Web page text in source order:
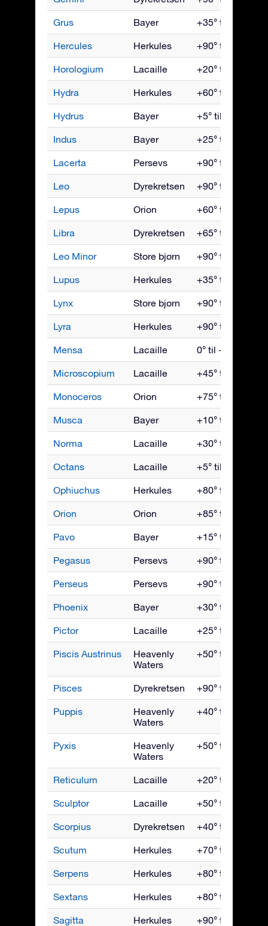
Grus Bayer +35° til -90°
Hercules Herkules +90° til -50°
Horologium Lacaille +20° til -90°
Hydra Herkules +60° til -90°
Hydrus Bayer +5° til -90°
Indus Bayer +25° til -90°
Lacerta Persevs +90° til -35°
Leo Dyrekretsen +90° til -65°
Lepus Orion +60° til -90°
Libra Dyrekretsen +65° til -90°
Leo Minor Store bjørn +90° til -45°
Lupus Herkules +35° til -90°
Lynx Store bjørn +90° til -35°
Lyra Herkules +90° til -40°
Mensa Lacaille 0° til -90°
Microscopium Lacaille +45° til -90°
Monoceros Orion +75° til -85°
Musca Bayer +10° til -90°
Norma Lacaille +30° til -90°
Octans Lacaille +5° til -90°
Ophiuchus Herkules +80° til -80°
Orion Orion +85° til -75°
Pavo Bayer +15° til -90°
Pegasus Persevs +90° til -60°
Perseus Persevs +90° til -35°
Phoenix Bayer +30° til -90°
Pictor Lacaille +25° til -90°
Piscis Austrinus
Heavenly
Waters
+50° til -90°
Pisces Dyrekretsen +90° til -65°
Puppis
Heavenly
Waters
+40° til -90°
Pyxis
Heavenly
Waters
+50° til -90°
Reticulum Lacaille +20° til -90°
Sculptor Lacaille +50° til -90°
Scorpius Dyrekretsen +40° til -90°
Scutum Herkules +70° til -90°
Serpens Herkules +80° til -80°
Sextans Herkules +80° til -80°
Sagitta Herkules +90° til -70°